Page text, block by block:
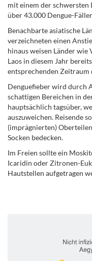
mit einem der
über 43.000 Dengue-
Benachbarte asiatische
verzeichneten einen
hinaus weisen Länder wie
Laos in diesem Jahr
entsprechenden Zeitraum
Denguefieber wird durch
schattigen Bereichen in
hauptsächlich tagsüber,
auszuweichen. Reisende
(imprägnierten)
Socken bedecken.
Im Freien sollte ein
Icaridin oder Zitronen-
Hautstellen aufgetragen